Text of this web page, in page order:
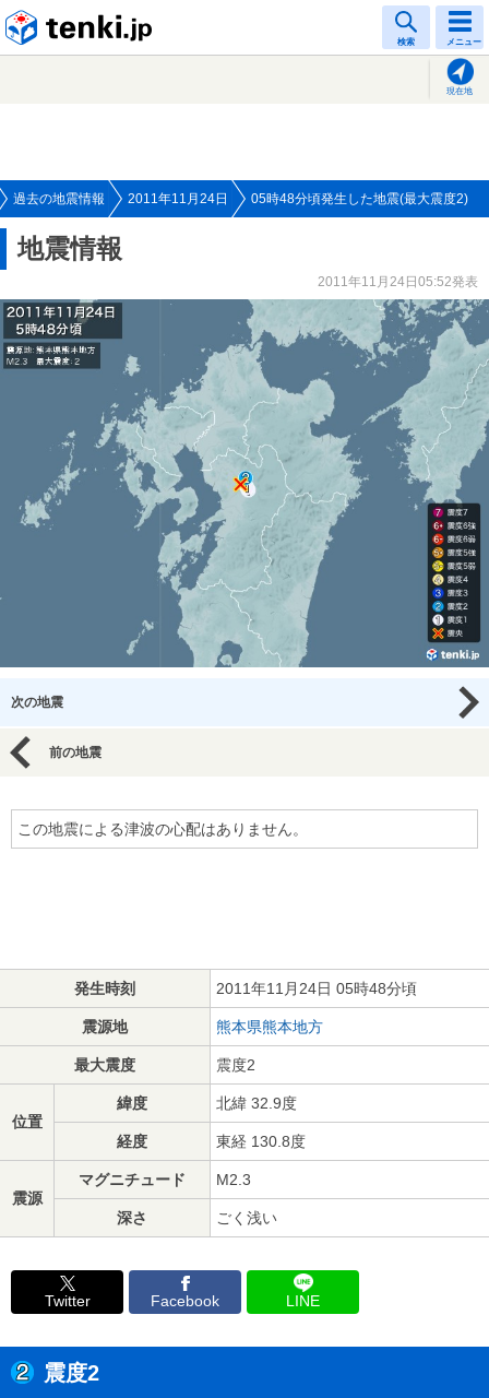
検索 メニュー
現在地
過去の地震情報 2011年11月24日 05時48分頃発生した地震(最大震度2)
地震情報
2011年11月24日05:52発表
次の地震
前の地震
この地震による津波の心配はありません。
発生時刻 2011年11月24日 05時48分頃
震源地 熊本県熊本地方
最大震度 震度2
位置
緯度 北緯 32.9度
経度 東経 130.8度
震源
マグニチュード M2.3
深さ ごく浅い
Twitter Facebook LINE
震度2